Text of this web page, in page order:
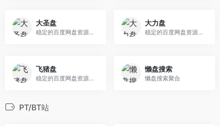
大圣盘
稳定的百度网盘资源搜索引擎
大力盘
稳定的百度网盘资源搜索引擎
飞猪盘
稳定的百度网盘资源搜索引擎
懒盘搜索
懒盘搜索聚合
PT/BT站